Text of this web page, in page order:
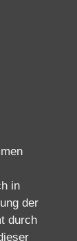
in
der
durch